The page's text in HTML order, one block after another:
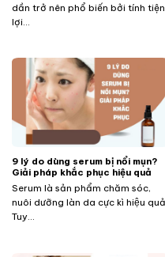
dần trở nên phổ biến bởi tính tiện
lợi...
9 lý do dùng serum bị nổi mụn?
Giải pháp khắc phục hiệu quả
Serum là sản phẩm chăm sóc,
nuôi dưỡng làn da cực kì hiệu quả.
Tuy...